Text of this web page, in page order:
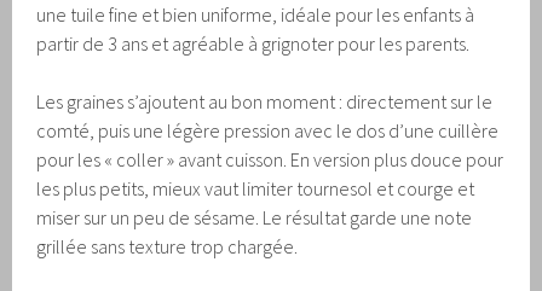
une tuile fine et bien uniforme, idéale pour les enfants à
partir de 3 ans et agréable à grignoter pour les parents.
Les graines s’ajoutent au bon moment : directement sur le
comté, puis une légère pression avec le dos d’une cuillère
pour les « coller » avant cuisson. En version plus douce pour
les plus petits, mieux vaut limiter tournesol et courge et
miser sur un peu de sésame. Le résultat garde une note
grillée sans texture trop chargée.